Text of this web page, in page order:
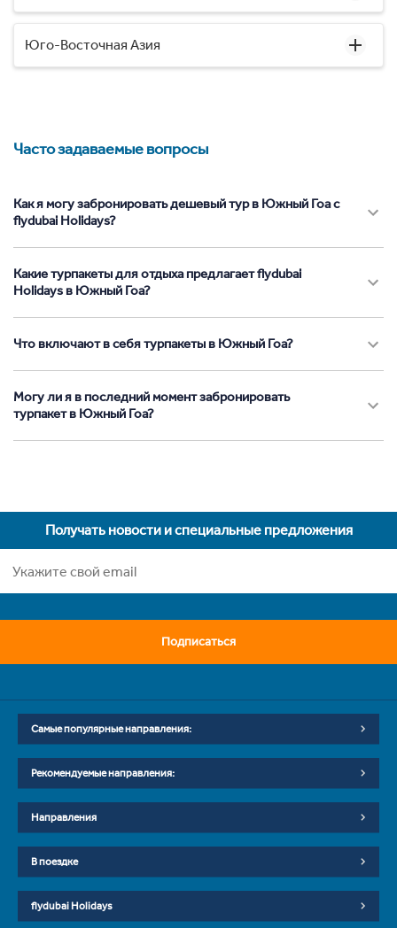
Юго-Восточная Азия
Часто задаваемые вопросы
Как я могу забронировать дешевый тур в Южный Гоа с
flydubai Holidays?
Какие турпакеты для отдыха предлагает flydubai
Holidays в Южный Гоа?
Что включают в себя турпакеты в Южный Гоа?
Могу ли я в последний момент забронировать
турпакет в Южный Гоа?
Получать новости и специальные предложения
Подписаться
Самые популярные направления:
Рекомендуемые направления:
Направления
В поездке
flydubai Holidays